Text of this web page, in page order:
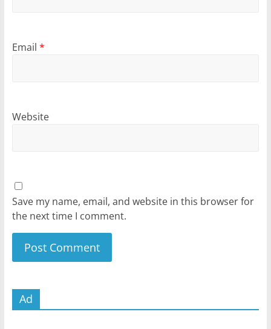
Email *
Website
Save my name, email, and website in this browser for
the next time I comment.
Ad